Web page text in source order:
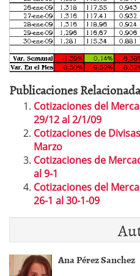
Publicaciones
Cotizaciones del
29/12 al 2/1/09
Cotizaciones de
Marzo
Cotizaciones de
al 9-1
Cotizaciones del
26-1 al 30-1-09
Ana Pérez Sanchez